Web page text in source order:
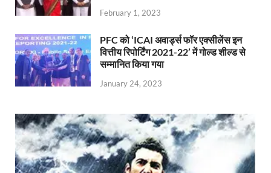
February 1, 2023
PFC को ‘ICAI अवार्ड्स फॉर एक्सीलेंस इन
वित्तीय रिपोर्टिंग 2021-22’ में गोल्ड शील्ड से
सम्मानित किया गया
January 24, 2023